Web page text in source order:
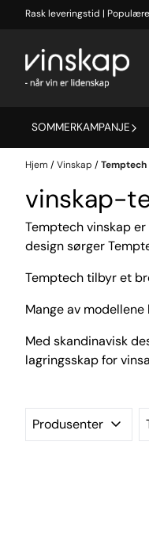
Hopp til innhold
Rask leveringstid |
SOMMERKAMPANJE
Hjem /Vinskap /Temptech
vinskap-
Temptech vinskap
design sørger
Temptech tilbyr et
Mange av
Med skandinavisk
lagringsskap for
Produsenter